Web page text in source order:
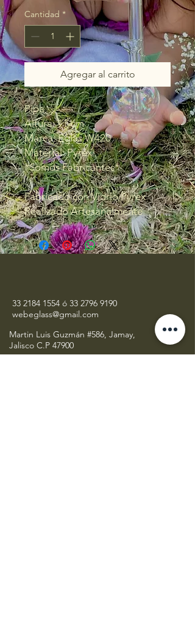
Cantidad *
Agregar al carrito
Pipa
Altura: 11 cm
Marca: Eglas W420
Material: Pyrex
*Somos Fabricantes*
Fabricado con Vidrio Pyrex
Realizado Artesanalmente
33 2184 1554 ó 33 2796 9190
webeglass@gmail.com
Martin Luis Guzmán #586, Jamay,
Jalisco C.P 47900